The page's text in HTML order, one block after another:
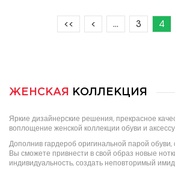
<< < … 3 4
ЖЕНСКАЯ КОЛЛЕКЦИЯ
Яркие дизайнерские решения, прекрасное
воплощение женской коллекции обуви и
Дополнив гардероб оригинальной парой обуви,
Вы сможете привнести в свой образ новые
индивидуальность, создать неповторимый